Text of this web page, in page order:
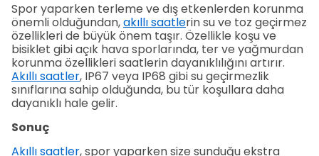
Spor yaparken terleme ve dış etkenlerden korunma
önemli olduğundan,akıllı saatlerin su ve toz geçirmez
özellikleri de büyük önem taşır. Özellikle koşu ve
bisiklet gibi açık hava sporlarında, ter ve yağmurdan
korunma özellikleri saatlerin dayanıklılığını artırır.
Akıllı saatler, IP67 veya IP68 gibi su geçirmezlik
sınıflarına sahip olduğunda, bu tür koşullara daha
dayanıklı hale gelir.
Sonuç
Akıllı saatler, spor yaparken size sunduğu ekstra